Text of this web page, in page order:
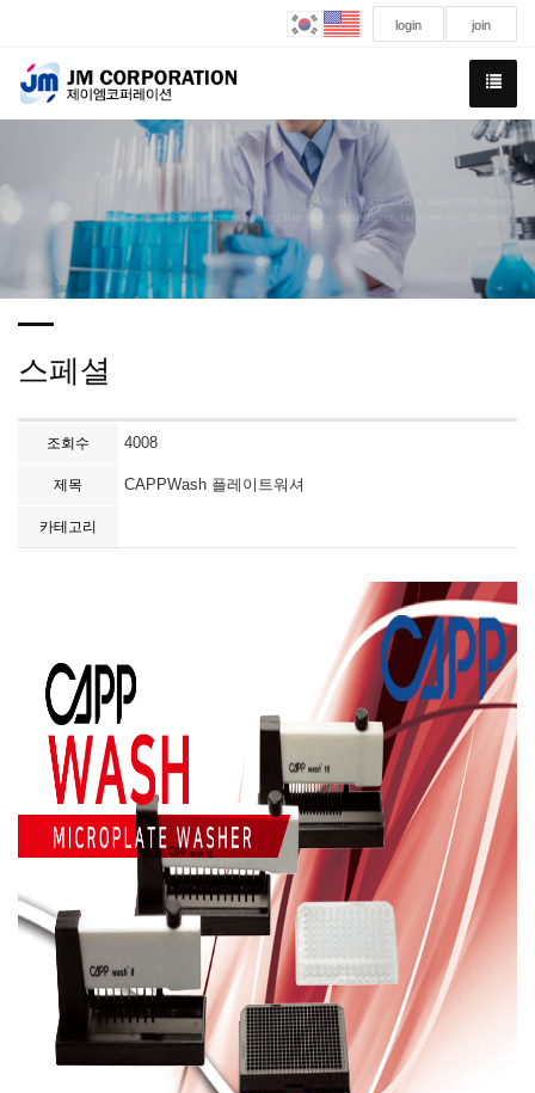
login join
We have created a awesome theme
Far far away,behind the word mountains, far from the countries
스페셜
조회수 4008
제목 CAPPWash 플레이트워셔
카테고리